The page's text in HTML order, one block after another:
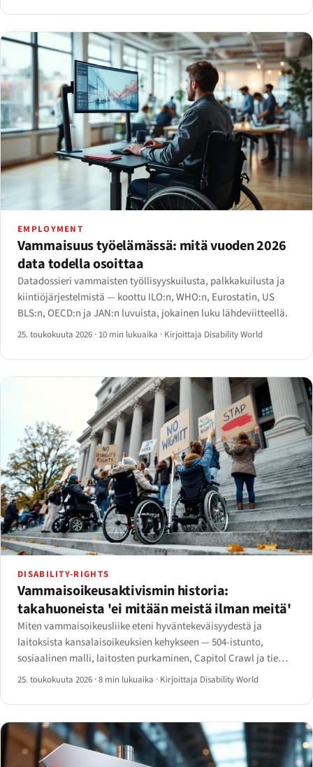
EMPLOYMENT
Vammaisuus työelämässä: mitä vuoden 2026
data todella osoittaa
Datadossieri vammaisten työllisyyskuilusta, palkkakuilusta ja
kiintiöjärjestelmistä — koottu ILO:n, WHO:n, Eurostatin, US
BLS:n, OECD:n ja JAN:n luvuista, jokainen luku lähdeviitteellä.
25. toukokuuta 2026 · 10 min lukuaika · Kirjoittaja Disability World
DISABILITY-RIGHTS
Vammaisoikeusaktivismin historia:
takahuoneista 'ei mitään meistä ilman meitä'
Miten vammaisoikeusliike eteni hyväntekeväisyydestä ja
laitoksista kansalaisoikeuksien kehykseen — 504-istunto,
sosiaalinen malli, laitosten purkaminen, Capitol Crawl ja tie
YK:n CRPD:hen.
25. toukokuuta 2026 ·8 min lukuaika · Kirjoittaja Disability World